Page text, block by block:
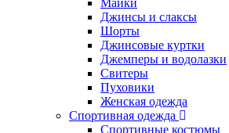
Майки
Джинсы и слаксы
Шорты
Джинсовые куртки
Джемперы и водолазки
Свитеры
Пуховики
Женская одежда
Спортивная одежда
Спортивные костюмы